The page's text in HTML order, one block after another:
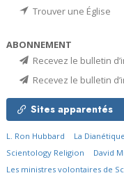
Trouver une Église
ABONNEMENT
Recevez le bulletin
Recevez le bulletin
Sites apparentés
L. Ron Hubbard La Dianétique
Scientology Religion
David
Les ministres volontaires de